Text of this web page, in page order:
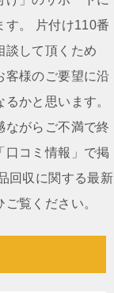
す。 片付け110番
談して頂くため
客様のご要望に沿
かと思います。
ながらご不満で終
口コミ情報」で掲
回収に関する最新
覧ください。